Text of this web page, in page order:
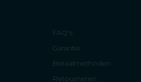
FAQ's
Garantie
Betaalmethoden
Retourneren